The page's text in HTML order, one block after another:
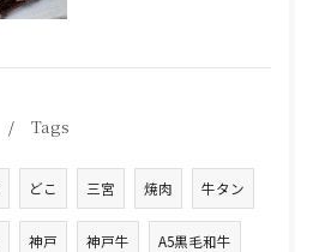
Tags
どこ 三宮 焼肉 牛タン
神戸 神戸牛 A5黒毛和牛